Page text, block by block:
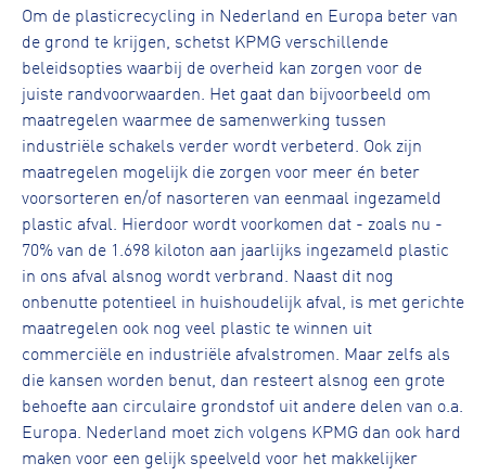
Om de plasticrecycling in Nederland en Europa beter van
de grond te krijgen, schetst KPMG verschillende
beleidsopties waarbij de overheid kan zorgen voor de
juiste randvoorwaarden. Het gaat dan bijvoorbeeld om
maatregelen waarmee de samenwerking tussen
industriële schakels verder wordt verbeterd. Ook zijn
maatregelen mogelijk die zorgen voor meer én beter
voorsorteren en/of nasorteren van eenmaal ingezameld
plastic afval. Hierdoor wordt voorkomen dat - zoals nu -
70% van de 1.698 kiloton aan jaarlijks ingezameld plastic
in ons afval alsnog wordt verbrand. Naast dit nog
onbenutte potentieel in huishoudelijk afval, is met gerichte
maatregelen ook nog veel plastic te winnen uit
commerciële en industriële afvalstromen. Maar zelfs als
die kansen worden benut, dan resteert alsnog een grote
behoefte aan circulaire grondstof uit andere delen van o.a.
Europa. Nederland moet zich volgens KPMG dan ook hard
maken voor een gelijk speelveld voor het makkelijker